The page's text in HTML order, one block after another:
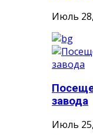
Июль
завода
Июль